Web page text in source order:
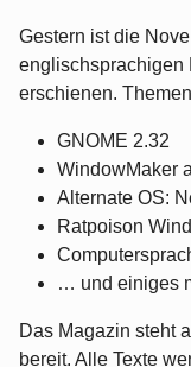
Gestern ist die
englischsprachigen
erschienen. Themen
GNOME 2.32
WindowMaker
Alternate OS:
Ratpoison
… und einiges
Das Magazin steht
bereit. Alle Texte